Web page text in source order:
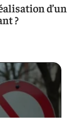
d’un
?
: que